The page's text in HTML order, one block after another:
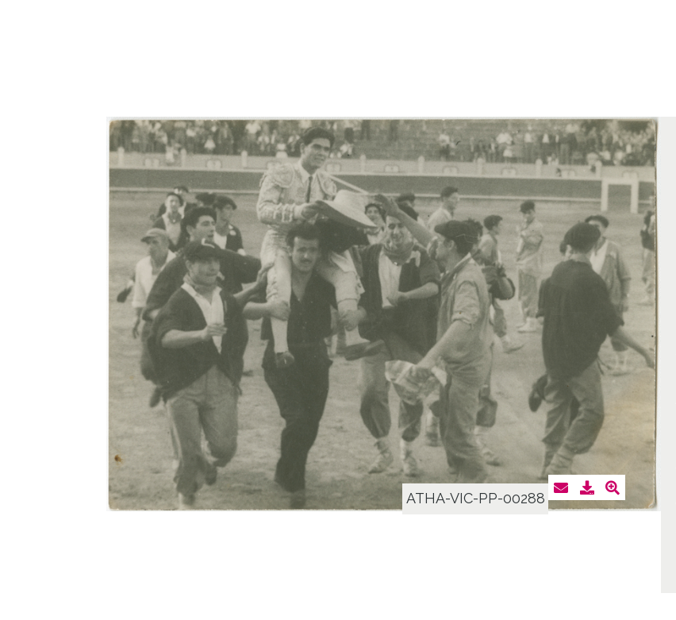
ATHA-VIC-PP-00288